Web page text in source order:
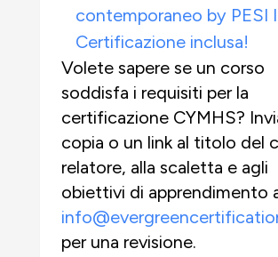
contemporaneo by PESI
Certificazione inclusa!
Volete sapere se un corso
soddisfa i requisiti per la
certificazione CYMHS?
copia o un link al titolo del
relatore, alla scaletta e agli
obiettivi di apprendimento
per una revisione.